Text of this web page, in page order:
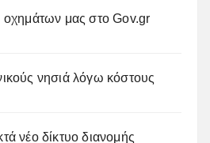
μας στο Gov.gr
νησιά λόγω κόστους
νέο δίκτυο διανομής